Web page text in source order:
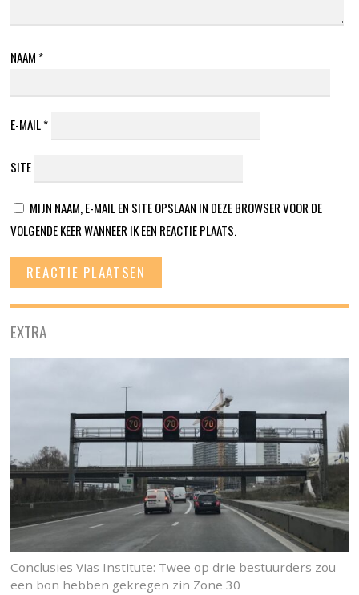
NAAM *
E-MAIL*
SITE
MIJN NAAM, E-MAIL EN SITE OPSLAAN IN DEZE BROWSER VOOR DE
VOLGENDE KEER WANNEER IK EEN REACTIE PLAATS.
EXTRA
Conclusies Vias Institute: Twee op drie bestuurders zou
een bon hebben gekregen zin Zone 30